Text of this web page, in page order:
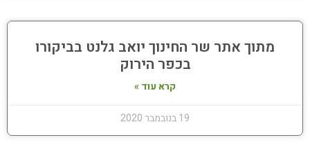
מתוך אתר שר החינוך יואב גלנט בביקורו
בכפר הירוק
קרא עוד »
19 בנובמבר 2020